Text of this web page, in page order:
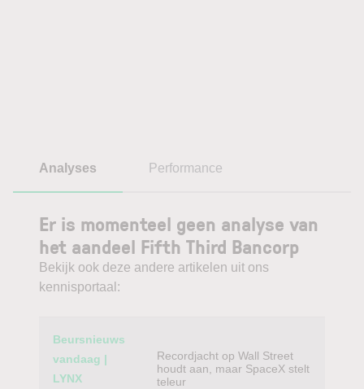
Analyses Performance
Er is momenteel geen analyse van
het aandeel Fifth Third Bancorp
Bekijk ook deze andere artikelen uit ons
kennisportaal:
Category
Beursnieuws
vandaag |
LYNX
Recordjacht op Wall Street
houdt aan, maar SpaceX stelt
teleur